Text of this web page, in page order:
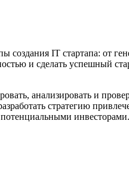
создания IT стартапа: от
и сделать успешный
анализировать и
стратегию
потенциальными инвесторами.